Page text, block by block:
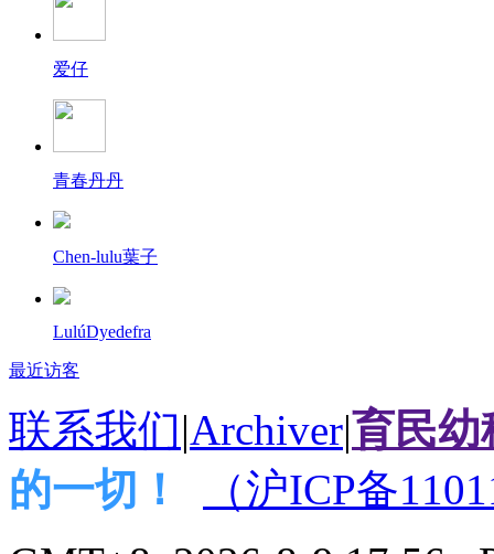
爱仔
青春丹丹
Chen-lulu葉子
LulúDyedefra
最近访客
联系我们|Archiver|育民幼
的一切！
（沪ICP备